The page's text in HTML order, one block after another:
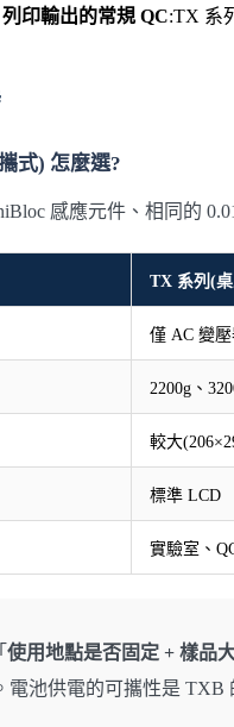
印輸出的常規 QC:TX 系
式) 怎麼選?
感應元件、相同的
TX 系列(
僅 AC 變
2200g、
較大
標準 LCD
實驗室、
使用地點是否固定 + 樣品
電池供電的可攜性是